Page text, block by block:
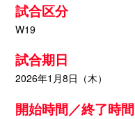
試合区分
W19
試合期日
2026年1月8日（木）
開始時間／終了時間